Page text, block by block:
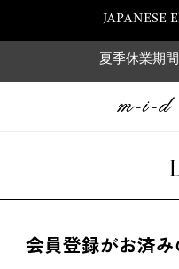
JAPANESE
夏季休業期
会員登録がお済